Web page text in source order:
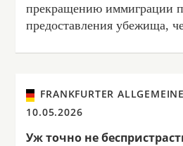
прекращению иммиграции
предоставления убежища,
FRANKFURTER
10.05.2026
Уж точно не